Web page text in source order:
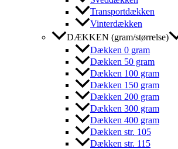
Transportdækken
Vinterdækken
DÆKKEN (gram/størrelse)
Dækken 0 gram
Dækken 50 gram
Dækken 100 gram
Dækken 150 gram
Dækken 200 gram
Dækken 300 gram
Dækken 400 gram
Dækken str. 105
Dækken str. 115